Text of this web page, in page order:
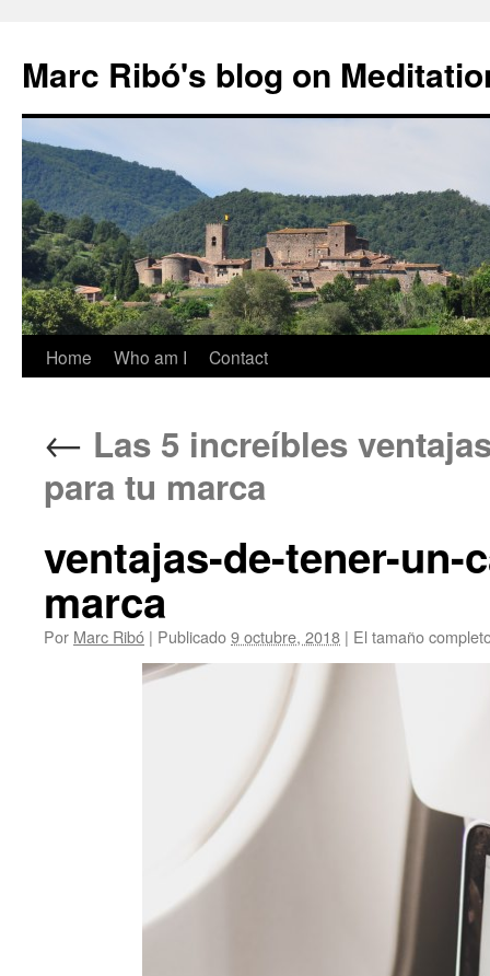
Marc Ribó's blog on
Saltar
contenido
Home Who am I Contact
← Las 5 increíbles
para tu marca
ventajas-de-tener-un-
marca
Por Marc Ribó | Publicado9 octubre, 2018 | El tamaño